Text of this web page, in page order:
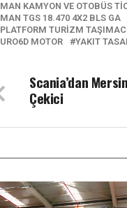
MAN KAMYON VE OTOBÜS
MAN TGS 18.470 4X2 BLS GA
PLATFORM TURIZM
URO6D MOTOR
YAKIT
Scania’dan
Çekici